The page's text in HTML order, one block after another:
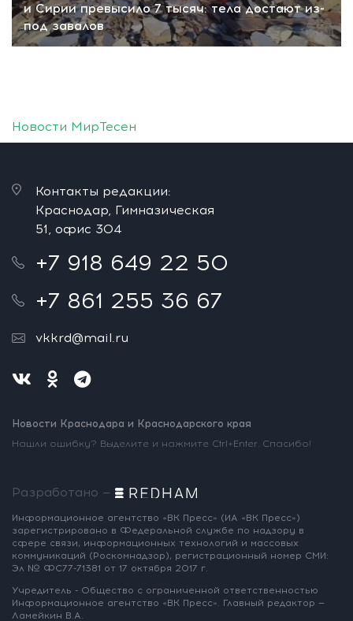
и Сирии превысило 7 тысяч: тела достают из-
под завалов
Новости МирТесен
Контакты редакции:
Краснодар, Гимназическая
51, офис 304
+7 918 649 22 50
+7 861 255 36 67
vkkrd@mail.ru
Новости Краснодара и Краснодарского края
Нашли ошибку? Выделите и нажмите Ctrl+Enter. Спасибо!
Разработано —
Информационное агентство «ВК Пресс» (ИА «ВК Пресс»)
зарегистрировано в Федеральной службе по надзору в
сфере связи, информационных технологий и массовых
коммуникаций (Роскомнадзор), регистрационный номер СМИ:
Эл № ФС77-71381 от 17 октября 2017 г.
Учредитель - Общество с ограниченной ответственностью
Информационное агентство «ВК Пресс». Главный редактор —
Ламейкин В.А.